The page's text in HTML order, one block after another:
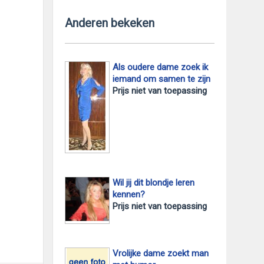
Anderen bekeken
Als oudere dame zoek ik
iemand om samen te zijn
Prijs niet van toepassing
Wil jij dit blondje leren
kennen?
Prijs niet van toepassing
Vrolijke dame zoekt man